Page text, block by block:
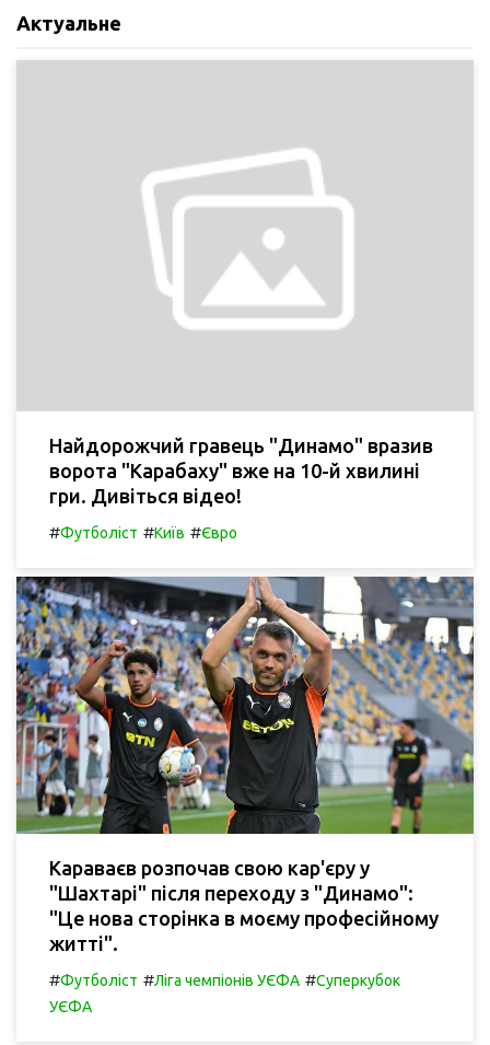
Актуальне
Найдорожчий гравець "Динамо" вразив
ворота "Карабаху" вже на 10-й хвилині
гри. Дивіться відео!
#Футболіст #Київ #Євро
Караваєв розпочав свою кар'єру у
"Шахтарі" після переходу з "Динамо":
"Це нова сторінка в моєму професійному
житті".
#Футболіст #Ліга чемпіонів УЄФА #Суперкубок
УЄФА